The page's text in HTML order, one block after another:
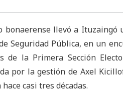
bonaerense llevó a
Seguridad Pública, en un
de la Primera Sección
por la gestión de Axel
casi tres décadas.